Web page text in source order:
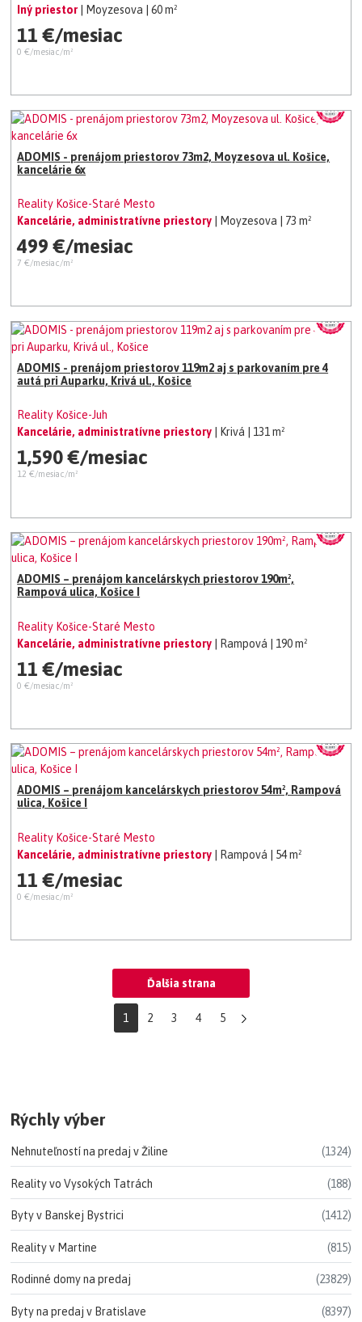
Iný priestor
| Moyzesova | 60 m²
11 €/mesiac
0 €/mesiac/m²
ADOMIS - prenájom priestorov 73m2, Moyzesova ul. Košice,
kancelárie 6x
Reality Košice-Staré Mesto
Kancelárie, administratívne priestory
| Moyzesova | 73 m²
499 €/mesiac
7 €/mesiac/m²
ADOMIS - prenájom priestorov 119m2 aj s parkovaním pre 4
autá pri Auparku, Krivá ul., Košice
Reality Košice-Juh
Kancelárie, administratívne priestory
| Krivá | 131 m²
1,590 €/mesiac
12 €/mesiac/m²
ADOMIS – prenájom kancelárskych priestorov 190m²,
Rampová ulica, Košice I
Reality Košice-Staré Mesto
Kancelárie, administratívne priestory
| Rampová | 190 m²
11 €/mesiac
0 €/mesiac/m²
ADOMIS – prenájom kancelárskych priestorov 54m², Rampová
ulica, Košice I
Reality Košice-Staré Mesto
Kancelárie, administratívne priestory
| Rampová | 54 m²
11 €/mesiac
0 €/mesiac/m²
Ďalšia strana
1 2 3 4 5
Rýchly výber
Nehnuteľností na predaj v Žiline (1324)
Reality vo Vysokých Tatrách (188)
Byty v Banskej Bystrici (1412)
Reality v Martine (815)
Rodinné domy na predaj (23829)
Byty na predaj v Bratislave (8397)